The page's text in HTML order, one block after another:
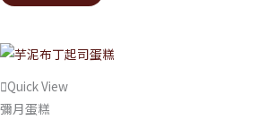
Quick View
彌月蛋糕